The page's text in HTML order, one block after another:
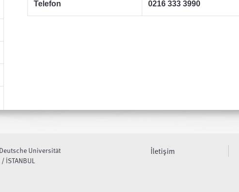
Telefon 0216 333 3990
Universität
İSTANBUL
İletişim